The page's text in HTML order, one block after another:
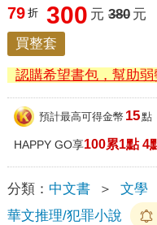
79 折 300 元 380 元
買整套
認購希望書包，幫助弱
預計最高可得金幣 15點
HAPPY GO享100累1點 4
分類： 中文書 ＞ 文學
華文推理/犯罪小說